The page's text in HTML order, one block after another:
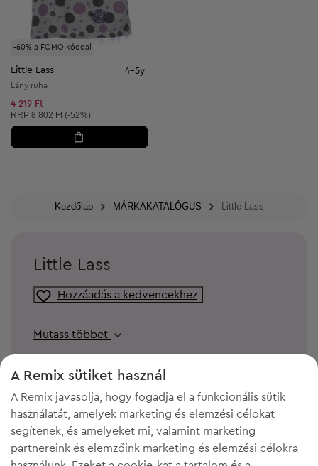
-60% a FOMO kóddal
Little Lass 4-5y
Lány ruha
4 219 Ft
Ajánlott ár:
RRP 8 802 Ft (-52%)
Kezdőlap MÁRKAKATALÓGUS Little Lass
Little Lass
Hozzáadás a kedvencekhez
Mutass többet
A Remix sütiket használ
A Remix javasolja, hogy fogadja el a funkcionális sütik
használatát, amelyek marketing és elemzési célokat
segítenek, és amelyeket mi, valamint marketing
partnereink és elemzőink marketing és elemzési célokra